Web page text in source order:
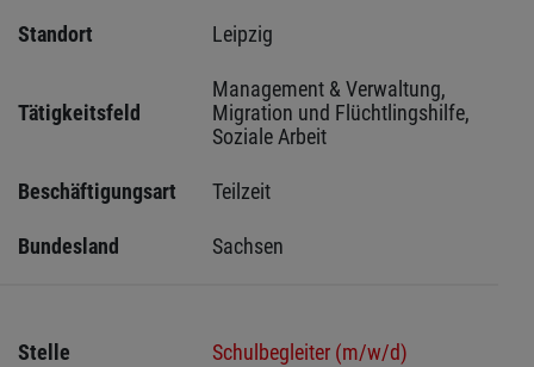
Standort
Leipzig
Tätigkeitsfeld
Management & Verwaltung,
Migration und Flüchtlingshilfe,
Soziale Arbeit
Beschäftigungsart Teilzeit
Bundesland Sachsen
Stelle
Schulbegleiter (m/w/d)